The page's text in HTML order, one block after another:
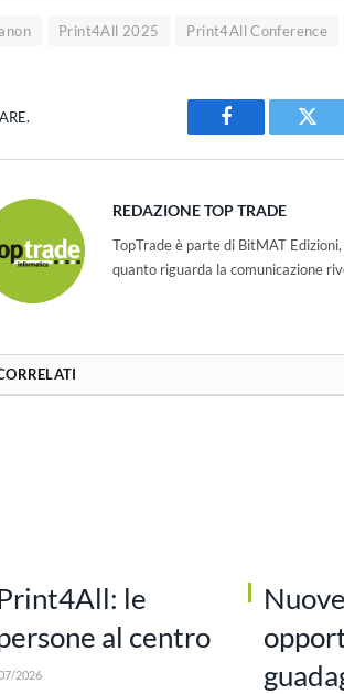
Print4All 2025 Print4All Conference
Facebook
REDAZIONE TOP TRADE
TopTrade è parte di BitMAT
quanto riguarda la comunicazione
le
al centro
2026
Nuove